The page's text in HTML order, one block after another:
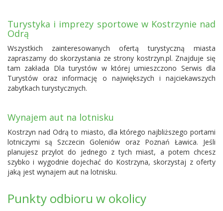
Turystyka i imprezy sportowe w Kostrzynie nad
Odrą
Wszystkich zainteresowanych ofertą turystyczną miasta
zapraszamy do skorzystania ze strony kostrzyn.pl. Znajduje się
tam zakłada Dla turystów w której umieszczono Serwis dla
Turystów oraz informację o największych i najciekawszych
zabytkach turystycznych.
Wynajem aut na lotnisku
Kostrzyn nad Odrą to miasto, dla którego najbliższego portami
lotniczymi sąSzczecin Goleniów oraz Poznań Ławica. Jeśli
planujesz przylot do jednego z tych miast, a potem chcesz
szybko i wygodnie dojechać do Kostrzyna, skorzystaj z oferty
jaką jest wynajem aut na lotnisku.
Punkty odbioru w okolicy